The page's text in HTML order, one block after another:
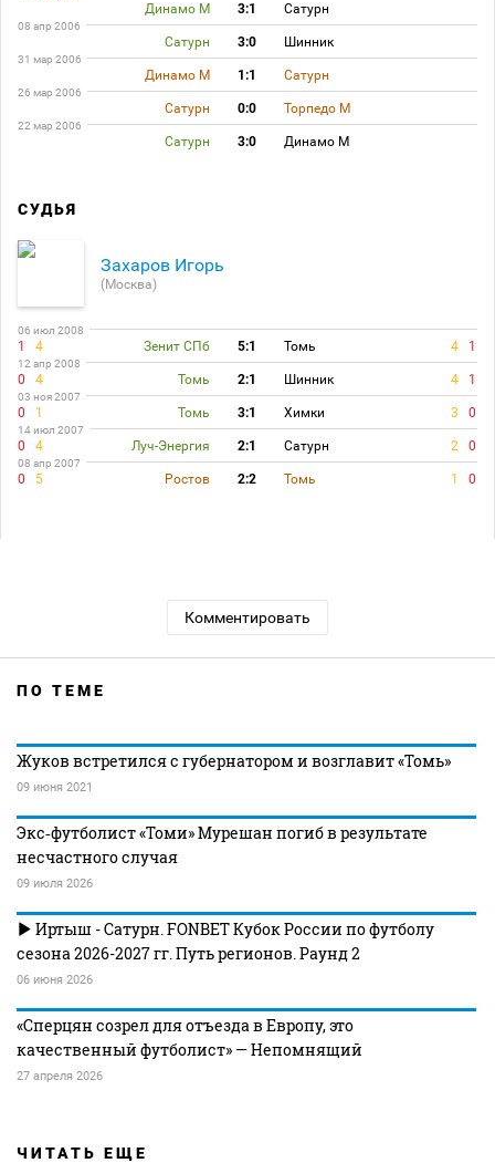
Динамо М 3:1 Сатурн
08 апр 2006
Сатурн 3:0 Шинник
31 мар 2006
Динамо М 1:1 Сатурн
26 мар 2006
Сатурн 0:0 Торпедо М
22 мар 2006
Сатурн 3:0 Динамо М
СУДЬЯ
Захаров Игорь
(Москва)
06 июл 2008
1 4 Зенит СПб 5:1 Томь 4 1
12 апр 2008
0 4 Томь 2:1 Шинник 4 1
03 ноя 2007
0 1 Томь 3:1 Химки 3 0
14 июл 2007
0 4 Луч-Энергия 2:1 Сатурн 2 0
08 апр 2007
0 5 Ростов 2:2 Томь 1 0
Комментировать
ПО ТЕМЕ
Жуков встретился с губернатором и возглавит «Томь»
09 июня 2021
Экс‑футболист «Томи» Мурешан погиб в результате
несчастного случая
09 июля 2026
Иртыш - Сатурн. FONBET Кубок России по футболу
сезона 2026-2027 гг. Путь регионов. Раунд 2
06 июня 2026
«Сперцян созрел для отъезда в Европу, это
качественный футболист» — Непомнящий
27 апреля 2026
ЧИТАТЬ ЕЩЕ